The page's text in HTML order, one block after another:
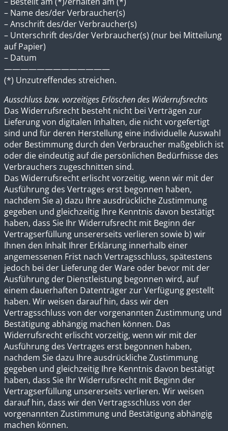
– Name des/der Verbraucher(s)
– Anschrift des/der Verbraucher(s)
– Unterschrift des/der Verbraucher(s) (nur bei Mitteilung
auf Papier)
– Datum
—————————————
(*) Unzutreffendes streichen.
Ausschluss bzw. vorzeitiges Erlöschen des Widerrufsrechts
Das Widerrufsrecht besteht nicht bei Verträgen zur
Lieferung von digitalen Inhalten, die nicht vorgefertigt
sind und für deren Herstellung eine individuelle Auswahl
oder Bestimmung durch den Verbraucher maßgeblich ist
oder die eindeutig auf die persönlichen Bedürfnisse des
Verbrauchers zugeschnitten sind.
Das Widerrufsrecht erlischt vorzeitig, wenn wir mit der
Ausführung des Vertrages erst begonnen haben,
nachdem Sie a) dazu Ihre ausdrückliche Zustimmung
gegeben und gleichzeitig Ihre Kenntnis davon bestätigt
haben, dass Sie Ihr Widerrufsrecht mit Beginn der
Vertragserfüllung unsererseits verlieren sowie b) wir
Ihnen den Inhalt Ihrer Erklärung innerhalb einer
angemessenen Frist nach Vertragsschluss, spätestens
jedoch bei der Lieferung der Ware oder bevor mit der
Ausführung der Dienstleistung begonnen wird, auf
einem dauerhaften Datenträger zur Verfügung gestellt
haben. Wir weisen darauf hin, dass wir den
Vertragsschluss von der vorgenannten Zustimmung und
Bestätigung abhängig machen können. Das
Widerrufsrecht erlischt vorzeitig, wenn wir mit der
Ausführung des Vertrages erst begonnen haben,
nachdem Sie dazu Ihre ausdrückliche Zustimmung
gegeben und gleichzeitig Ihre Kenntnis davon bestätigt
haben, dass Sie Ihr Widerrufsrecht mit Beginn der
Vertragserfüllung unsererseits verlieren. Wir weisen
darauf hin, dass wir den Vertragsschluss von der
vorgenannten Zustimmung und Bestätigung abhängig
machen können.